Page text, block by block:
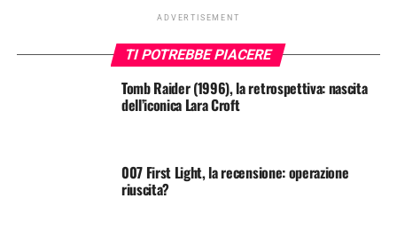
ADVERTISEMENT
TI POTREBBE PIACERE
Tomb Raider (1996), la retrospettiva: nascita
dell’iconica Lara Croft
007 First Light, la recensione: operazione
riuscita?